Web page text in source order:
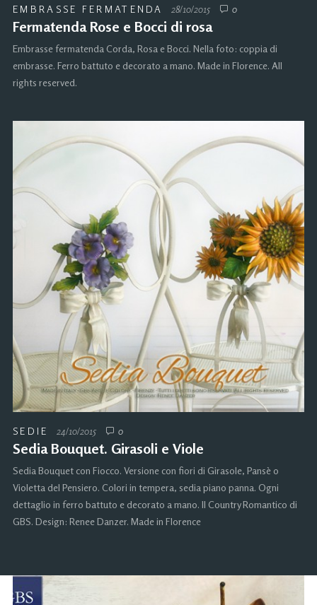
EMBRASSE FERMATENDA 28/10/2015 0
Fermatenda Rose e Bocci di rosa
Embrasse fermatenda Corda, Rosa e Bocci. Nella foto: coppia di
embrasse. Ferro battuto e decorato a mano. Made in Florence. All
rights reserved.
SEDIE 24/10/2015 0
Sedia Bouquet. Girasoli e Viole
Sedia Bouquet con Fiocco. Versione con fiori di Girasole, Pansè o
Violetta del Pensiero. Colori in tempera, sedia piano panna. Ogni
dettaglio in ferro battuto e decorato a mano. Il Country Romantico di
GBS. Design: Renee Danzer. Made in Florence